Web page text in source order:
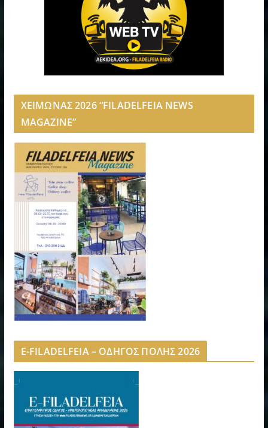
ΧΕΙΜΩΝΑΣ 2026 “FILADELFEIA NEWS
MAGAZINE”
E-FILADELFEIA – ΟΔΗΓΟΣ ΠΟΛΗΣ 2026